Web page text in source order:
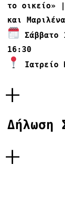
το οικείο»
και
Σάββατο
16:30
Ιατρείο
+
Δήλωση
+